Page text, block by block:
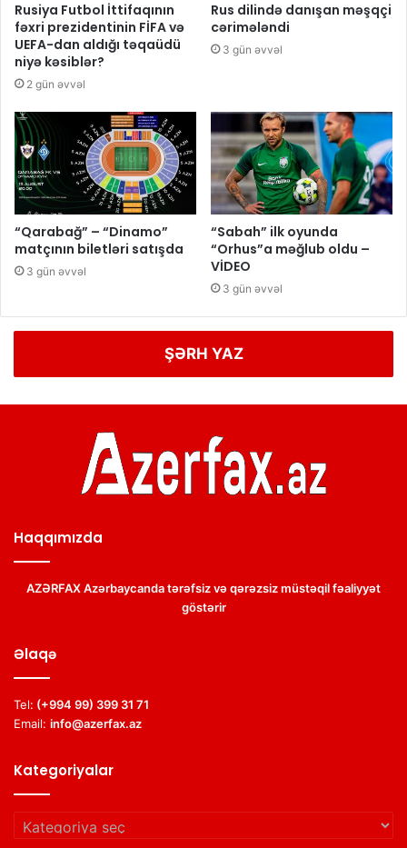
Rusiya Futbol İttifaqının
fəxri prezidentinin FİFA və
UEFA-dan aldığı təqaüdü
niyə kəsiblər?
2 gün əvvəl
Rus dilində danışan məşqçi
cərimələndi
3 gün əvvəl
“Qarabağ” – “Dinamo”
matçının biletləri satışda
3 gün əvvəl
“Sabah” ilk oyunda
“Orhus”a məğlub oldu –
VİDEO
3 gün əvvəl
ŞƏRH YAZ
Haqqımızda
AZƏRFAX Azərbaycanda tərəfsiz və qərəzsiz müstəqil fəaliyyət
göstərir
Əlaqə
Tel: (+994 99) 399 31 71
Email: info@azerfax.az
Kategoriyalar
Kategoriyalar